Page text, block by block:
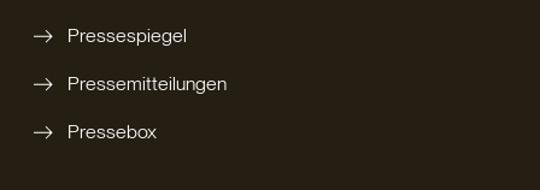
Pressespiegel
Pressemitteilungen
Pressebox